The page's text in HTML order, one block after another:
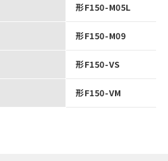
形F150-M05L
形F150-M09
形F150-VS
形F150-VM